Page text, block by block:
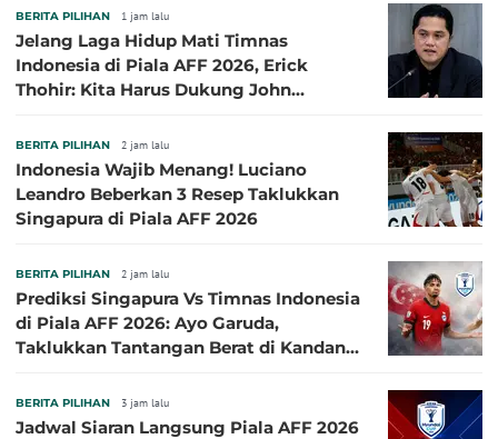
BERITA PILIHAN 1 jam lalu
Jelang Laga Hidup Mati Timnas
Indonesia di Piala AFF 2026, Erick
Thohir: Kita Harus Dukung John
BERITA PILIHAN 2 jam lalu
Indonesia Wajib Menang! Luciano
Leandro Beberkan 3 Resep Taklukkan
Singapura di Piala AFF 2026
BERITA PILIHAN 2 jam lalu
Prediksi Singapura Vs Timnas Indonesia
di Piala AFF 2026: Ayo Garuda,
Taklukkan Tantangan Berat di Kandang
BERITA PILIHAN 3 jam lalu
Jadwal Siaran Langsung Piala AFF 2026